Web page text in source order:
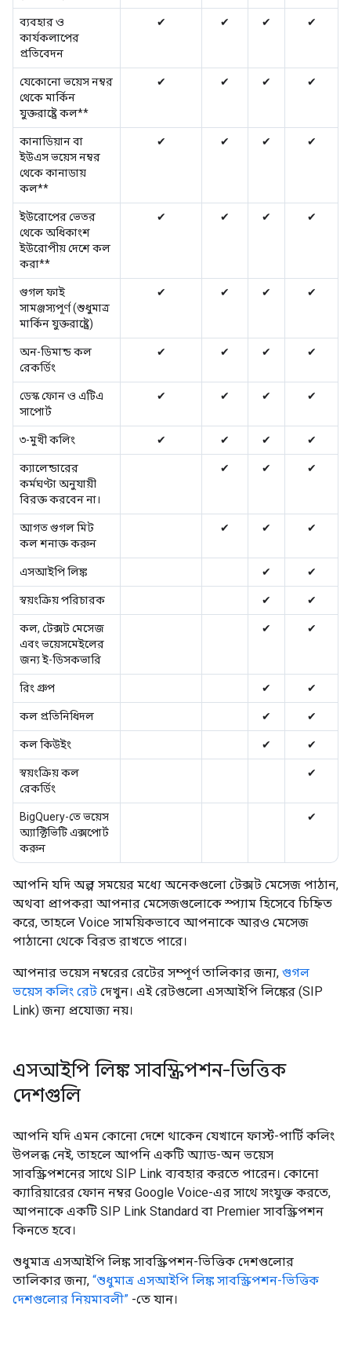
ব্যবহার ও
কার্যকলাপের
প্রতিবেদন
✔ ✔ ✔ ✔
যেকোনো ভয়েস নম্বর
থেকে মার্কিন
যুক্তরাষ্ট্রে কল**
✔ ✔ ✔ ✔
কানাডিয়ান বা
ইউএস ভয়েস নম্বর
থেকে কানাডায়
কল**
✔ ✔ ✔ ✔
ইউরোপের ভেতর
থেকে অধিকাংশ
ইউরোপীয় দেশে কল
করা**
✔ ✔ ✔ ✔
গুগল ফাই
সামঞ্জস্যপূর্ণ (শুধুমাত্র
মার্কিন যুক্তরাষ্ট্রে)
✔ ✔ ✔ ✔
অন-ডিমান্ড কল
রেকর্ডিং
✔ ✔ ✔ ✔
ডেস্ক ফোন ও এটিএ
সাপোর্ট
✔ ✔ ✔ ✔
৩-মুখী কলিং ✔ ✔ ✔ ✔
ক্যালেন্ডারের
কর্মঘণ্টা অনুযায়ী
বিরক্ত করবেন না।
✔ ✔ ✔
আগত গুগল মিট
কল শনাক্ত করুন
✔ ✔ ✔
এসআইপি লিঙ্ক ✔ ✔
স্বয়ংক্রিয় পরিচারক ✔ ✔
কল, টেক্সট মেসেজ
এবং ভয়েসমেইলের
জন্য ই-ডিসকভারি
✔ ✔
রিং গ্রুপ ✔ ✔
কল প্রতিনিধিদল ✔ ✔
কল কিউইং ✔ ✔
স্বয়ংক্রিয় কল
রেকর্ডিং
✔
BigQuery-তে ভয়েস
অ্যাক্টিভিটি এক্সপোর্ট
করুন
✔
আপনি যদি অল্প সময়ের মধ্যে অনেকগুলো টেক্সট মেসেজ পাঠান,
অথবা প্রাপকরা আপনার মেসেজগুলোকে স্প্যাম হিসেবে চিহ্নিত
করে, তাহলে Voice সাময়িকভাবে আপনাকে আরও মেসেজ
পাঠানো থেকে বিরত রাখতে পারে।
আপনার ভয়েস নম্বরের রেটের সম্পূর্ণ তালিকার জন্য, গুগল
ভয়েস কলিং রেট দেখুন। এই রেটগুলো এসআইপি লিঙ্কের (SIP
Link) জন্য প্রযোজ্য নয়।
এসআইপি লিঙ্ক সাবস্ক্রিপশন-ভিত্তিক
দেশগুলি
আপনি যদি এমন কোনো দেশে থাকেন যেখানে ফার্স্ট-পার্টি কলিং
উপলব্ধ নেই, তাহলে আপনি একটি অ্যাড-অন ভয়েস
সাবস্ক্রিপশনের সাথে SIP Link ব্যবহার করতে পারেন। কোনো
ক্যারিয়ারের ফোন নম্বর Google Voice-এর সাথে সংযুক্ত করতে,
আপনাকে একটি SIP Link Standard বা Premier সাবস্ক্রিপশন
কিনতে হবে।
শুধুমাত্র এসআইপি লিঙ্ক সাবস্ক্রিপশন-ভিত্তিক দেশগুলোর
তালিকার জন্য, “শুধুমাত্র এসআইপি লিঙ্ক সাবস্ক্রিপশন-ভিত্তিক
দেশগুলোর নিয়মাবলী” -তে যান।